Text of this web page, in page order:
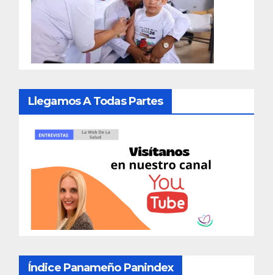
Llegamos A Todas Partes
Índice Panameño Panindex